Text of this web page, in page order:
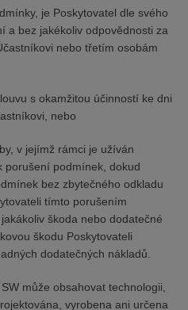
je Poskytovatel dle svého
a bez jakékoliv odpovědnosti za
nebo třetím osobám
s okamžitou účinností ke dni
nebo
v jejímž rámci je užíván
porušení podmínek, dokud
bez zbytečného odkladu
tímto porušením
škoda nebo dodatečné
škodu Poskytovateli
dodatečných nákladů.
může obsahovat technologii,
vyrobena ani určena